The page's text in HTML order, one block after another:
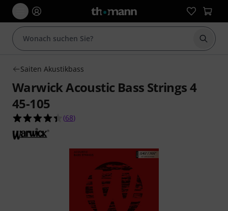
Suche
Saiten Akustikbass
Warwick Acoustic Bass Strings 4
45-105
4.4 von 5 Sternen aus 68 Kundenbewertungen
(68)